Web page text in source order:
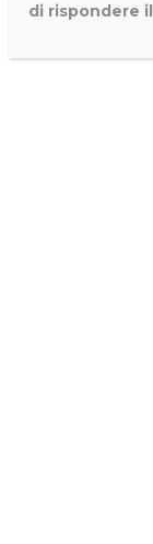
di rispondere